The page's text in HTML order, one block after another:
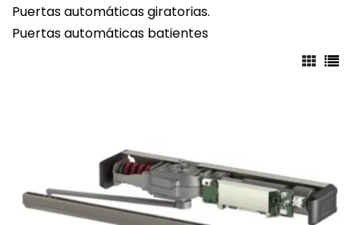
Puertas automáticas giratorias.
Puertas automáticas batientes